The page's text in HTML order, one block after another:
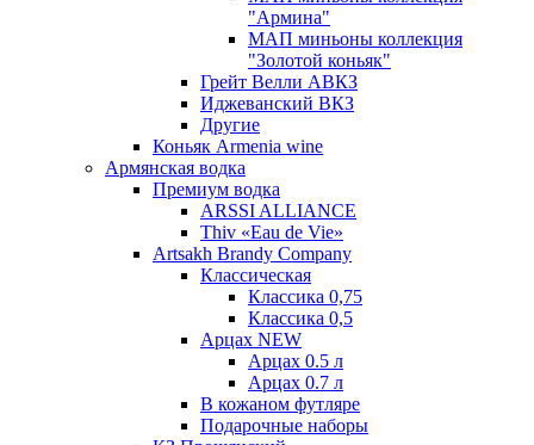
"Армина"
МАП миньоны коллекция
"Золотой коньяк"
Грейт Велли АВКЗ
Иджеванский ВКЗ
Другие
Коньяк Armenia wine
Армянская водка
Премиум водка
ARSSI ALLIANCE
Thiv «Eau de Vie»
Artsakh Brandy Company
Классическая
Классика 0,75
Классика 0,5
Арцах NEW
Арцах 0.5 л
Арцах 0.7 л
В кожаном футляре
Подарочные наборы